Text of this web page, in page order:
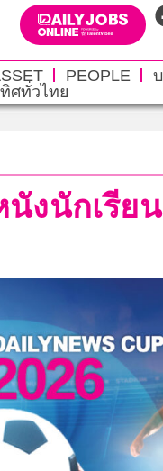
PEOPLE
ศทั่วไทย
งนักเรีย